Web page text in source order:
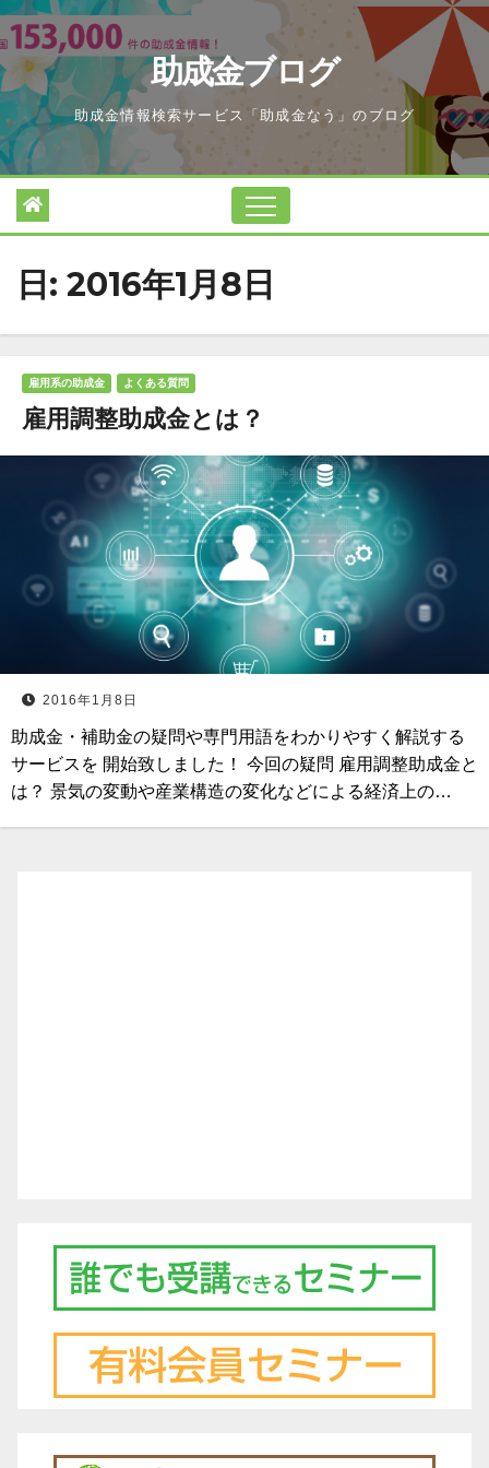
Skip
to
content
助成金ブログ
助成金情報検索サービス「助成金なう」のブログ
日: 2016年1月8日
雇用系の助成金 よくある質問
雇用調整助成金とは？
2016年1月8日
助成金・補助金の疑問や専門用語をわかりやすく解説する
サービスを 開始致しました！ 今回の疑問 雇用調整助成金と
は？ 景気の変動や産業構造の変化などによる経済上の…